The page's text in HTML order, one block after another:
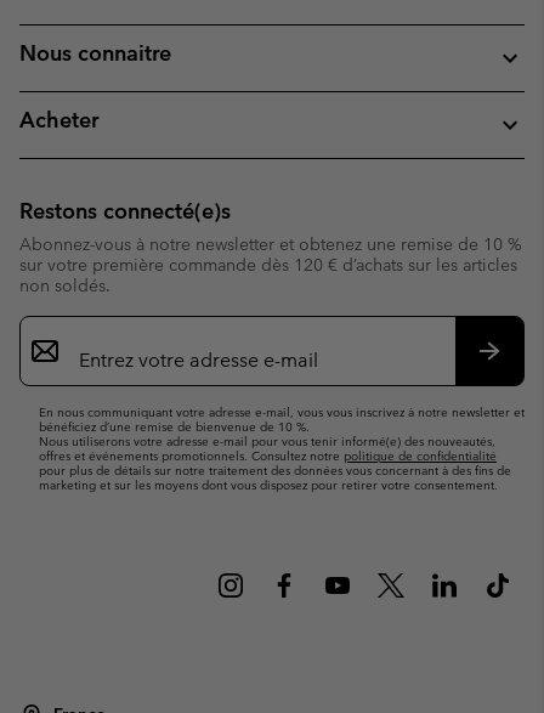
Nous connaitre
Acheter
Restons connecté(e)s
Abonnez-vous à notre newsletter et obtenez une remise de 10 %
sur votre première commande dès 120 € d’achats sur les articles
non soldés.
Inscription
par
e-
En nous communiquant votre adresse e-mail, vous vous inscrivez à notre newsletter et
bénéficiez d’une remise de bienvenue de 10 %.
Nous utiliserons votre adresse e-mail pour vous tenir informé(e) des nouveautés,
offres et événements promotionnels. Consultez notre politique de confidentialité
pour plus de détails sur notre traitement des données vous concernant à des fins de
marketing et sur les moyens dont vous disposez pour retirer votre consentement.